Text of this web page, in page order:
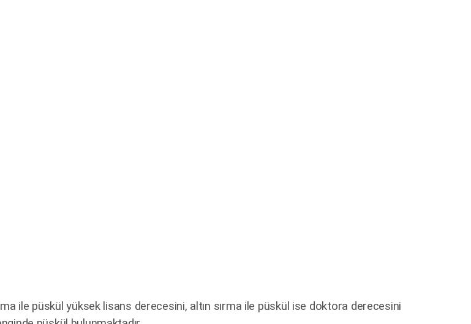
ile püskül yüksek lisans derecesini, altın sırma ile püskül ise doktora derecesini